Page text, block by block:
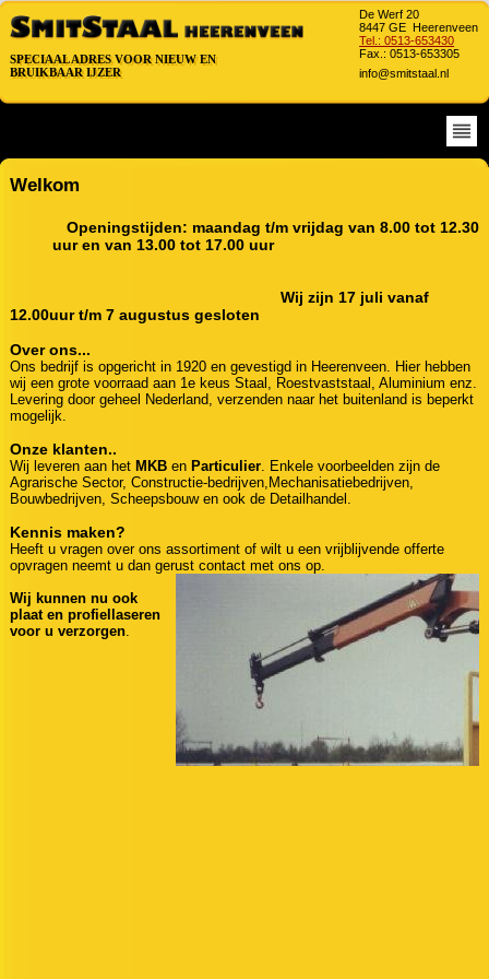
SPECIAAL ADRES VOOR NIEUW EN
BRUIKBAAR IJZER
SPECIAAL ADRES VOOR NIEUW EN
BRUIKBAAR IJZER
De Werf 20
8447 GE Heerenveen
Tel.: 0513-653430
Fax.: 0513-653305
info@smitstaal.nl
Welkom
Openingstijden: maandag t/m vrijdag van 8.00 tot 12.30
uur en van 13.00 tot 17.00 uur
Wij zijn 17 juli vanaf
12.00uur t/m 7 augustus gesloten
Over ons...
Ons bedrijf is opgericht in 1920 en gevestigd in Heerenveen. Hier hebben
wij een grote voorraad aan 1e keus Staal, Roestvaststaal, Aluminium enz.
Levering door geheel Nederland, verzenden naar het buitenland is beperkt
mogelijk.
Onze klanten..
Wij leveren aan het MKBen Particulier. Enkele voorbeelden zijn de
Agrarische Sector, Constructie-bedrijven,Mechanisatiebedrijven,
Bouwbedrijven, Scheepsbouw en ook de Detailhandel.
Kennis maken?
Heeft u vragen over ons assortiment of wilt u een vrijblijvende offerte
opvragen neemt u dan gerust contact met ons op.
Wij kunnen nu ook
plaat en profiellaseren
voor u verzorgen.